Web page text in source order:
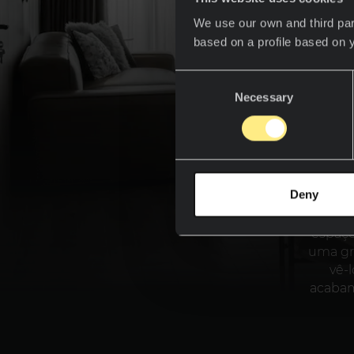
We use our own and third
based on a profile based on
Necessary
Deny Os
sua
uma
vê-